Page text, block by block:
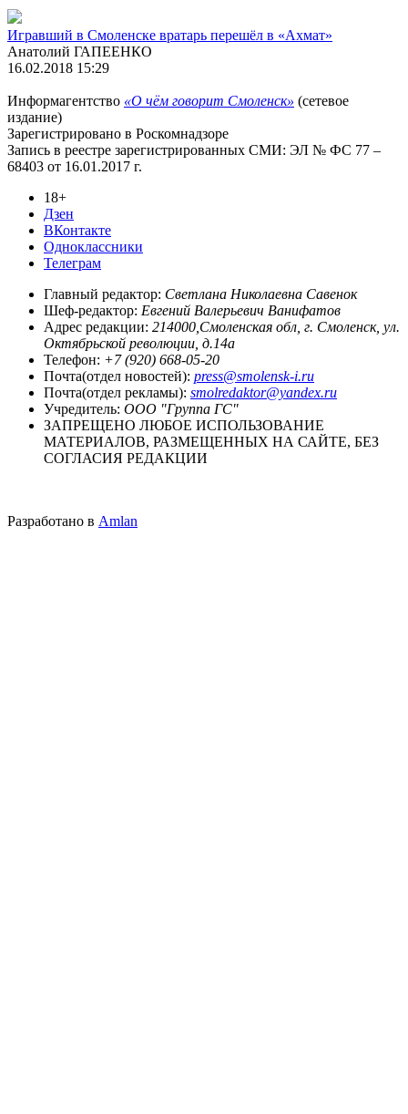
Игравший в Смоленске вратарь перешёл в «Ахмат»
Анатолий ГАПЕЕНКО
16.02.2018 15:29
Информагентство «О чём говорит Смоленск» (сетевое
издание)
Зарегистрировано в Роскомнадзоре
Запись в реестре зарегистрированных СМИ: ЭЛ № ФС 77 –
68403 от 16.01.2017 г.
18+
Дзен
ВКонтакте
Одноклассники
Телеграм
Главный редактор: Светлана Николаевна Савенок
Шеф-редактор: Евгений Валерьевич Ванифатов
Адрес редакции: 214000,Смоленская обл, г. Смоленск, ул.
Октябрьской революции, д.14а
Телефон: +7 (920) 668-05-20
Почта(отдел новостей): press@smolensk-i.ru
Почта(отдел рекламы): smolredaktor@yandex.ru
Учредитель: ООО "Группа ГС"
ЗАПРЕЩЕНО ЛЮБОЕ ИСПОЛЬЗОВАНИЕ
МАТЕРИАЛОВ, РАЗМЕЩЕННЫХ НА САЙТЕ, БЕЗ
СОГЛАСИЯ РЕДАКЦИИ
Разработано в Amlan